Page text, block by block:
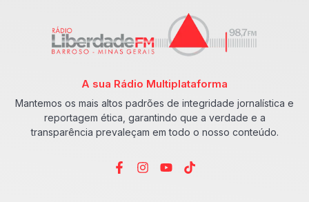
A sua Rádio Multiplataforma
Mantemos os mais altos padrões de integridade jornalística e
reportagem ética, garantindo que a verdade e a
transparência prevaleçam em todo o nosso conteúdo.